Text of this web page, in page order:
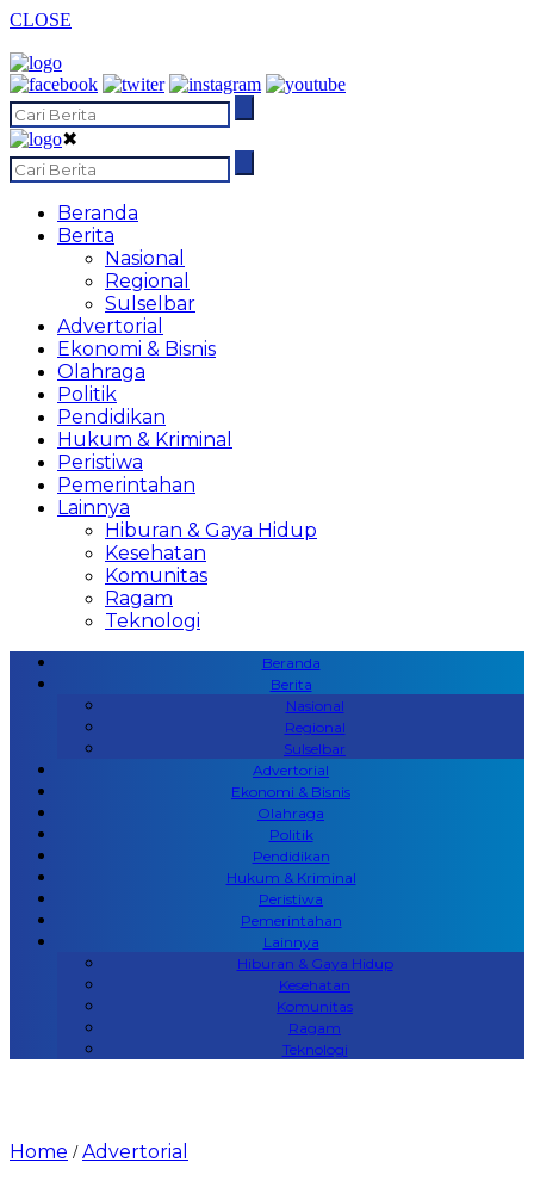
CLOSE
✖
Beranda
Berita
Nasional
Regional
Sulselbar
Advertorial
Ekonomi & Bisnis
Olahraga
Politik
Pendidikan
Hukum & Kriminal
Peristiwa
Pemerintahan
Lainnya
Hiburan & Gaya Hidup
Kesehatan
Komunitas
Ragam
Teknologi
Beranda
Berita
Nasional
Regional
Sulselbar
Advertorial
Ekonomi & Bisnis
Olahraga
Politik
Pendidikan
Hukum & Kriminal
Peristiwa
Pemerintahan
Lainnya
Hiburan & Gaya Hidup
Kesehatan
Komunitas
Ragam
Teknologi
Home /Advertorial